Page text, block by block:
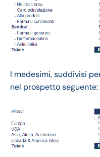
I medesimi, suddivisi
nel prospetto seguente: